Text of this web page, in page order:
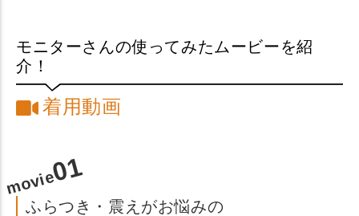
モニターさんの使ってみたムービーを紹
介！
着用動画
movie01
ふらつき・震えがお悩みの